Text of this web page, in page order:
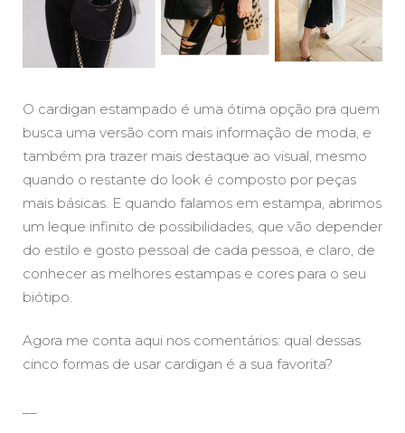
O cardigan estampado é uma ótima opção pra quem
busca uma versão com mais informação de moda, e
também pra trazer mais destaque ao visual, mesmo
quando o restante do look é composto por peças
mais básicas. E quando falamos em estampa, abrimos
um leque infinito de possibilidades, que vão depender
do estilo e gosto pessoal de cada pessoa, e claro, de
conhecer as melhores estampas e cores para o seu
biótipo.
Agora me conta aqui nos comentários: qual dessas
cinco formas de usar cardigan é a sua favorita?